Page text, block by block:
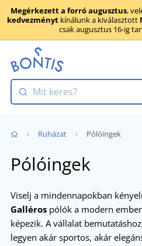
Megérkezett a forró augusztus,
kedvezményt kínálunk a kiválasztott
csak augusztus 16-ig
Ruházat Pólóingek
Pólóingek
Viselj a mindennapokban
Galléros pólók a modern
képezik. A vállalat
legyen akár sportos, akár